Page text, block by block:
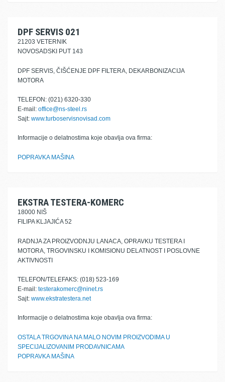
DPF SERVIS 021
21203 VETERNIK
NOVOSADSKI PUT 143
DPF SERVIS, ČIŠĆENJE DPF FILTERA, DEKARBONIZACIJA
MOTORA
TELEFON: (021) 6320-330
E-mail: office@ns-steel.rs
Sajt: www.turboservisnovisad.com
Informacije o delatnostima koje obavlja ova firma:
POPRAVKA MAŠINA
EKSTRA TESTERA-KOMERC
18000 NIŠ
FILIPA KLJAJIĆA 52
RADNJA ZA PROIZVODNJU LANACA, OPRAVKU TESTERA I
MOTORA, TRGOVINSKU I KOMISIONU DELATNOST I POSLOVNE
AKTIVNOSTI
TELEFON/TELEFAKS: (018) 523-169
E-mail: testerakomerc@ninet.rs
Sajt: www.ekstratestera.net
Informacije o delatnostima koje obavlja ova firma:
OSTALA TRGOVINA NA MALO NOVIM PROIZVODIMA U
SPECIJALIZOVANIM PRODAVNICAMA
POPRAVKA MAŠINA